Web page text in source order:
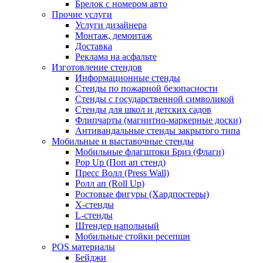
Брелок с номером авто
Прочие услуги
Услуги дизайнера
Монтаж, демонтаж
Доставка
Реклама на асфальте
Изготовление стендов
Информационные стенды
Стенды по пожарной безопасности
Стенды с государственной символикой
Стенды для школ и детских садов
Флипчарты (магнитно-маркерные доски)
Антивандальные стенды закрытого типа
Мобильные и выставочные стенды
Мобильные флагштоки Бриз (Флаги)
Pop Up (Поп ап стенд)
Пресс Волл (Press Wall)
Ролл ап (Roll Up)
Ростовые фигуры (Хардпостеры)
X-стенды
L-стенды
Штендер напольный
Мобильные стойки ресепшн
POS материалы
Бейджи